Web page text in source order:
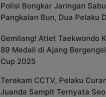
Polisi Bongkar Jaringan
Pangkalan Bun, Dua Pelaku
Gemilang! Atlet Taekwondo
89 Medali di Ajang
Cup 2025
Terekam CCTV, Pelaku
Juanda Sampit Ternyata